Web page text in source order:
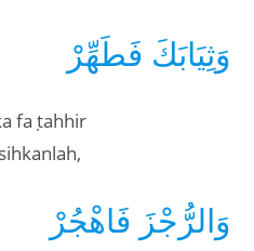
وَثِيَابَكَ فَطَهِّرْ
fa ṭahhir
وَالرُّجْزَ فَاهْجُرْ